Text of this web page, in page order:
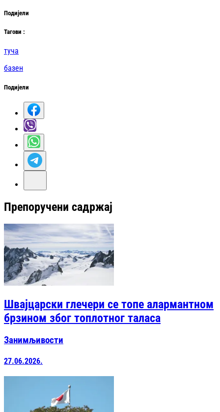
Подијели
Тагови :
туча
базен
Подијели
Препоручени садржај
Швајцарски глечери се топе алармантном
брзином због топлотног таласа
Занимљивости
27.06.2026.